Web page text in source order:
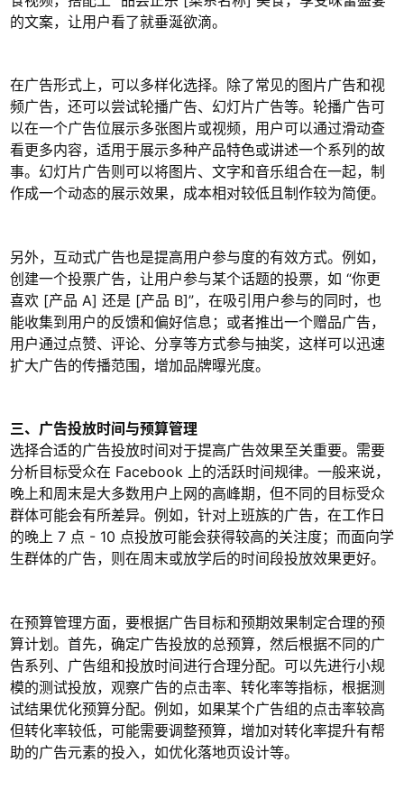
的文案，让用户看了就垂涎欲滴。
在广告形式上，可以多样化选择。除了常见的图片广告和视
频广告，还可以尝试轮播广告、幻灯片广告等。轮播广告可
以在一个广告位展示多张图片或视频，用户可以通过滑动查
看更多内容，适用于展示多种产品特色或讲述一个系列的故
事。幻灯片广告则可以将图片、文字和音乐组合在一起，制
作成一个动态的展示效果，成本相对较低且制作较为简便。
另外，互动式广告也是提高用户参与度的有效方式。例如，
创建一个投票广告，让用户参与某个话题的投票，如 “你更
喜欢 [产品 A] 还是 [产品 B]”，在吸引用户参与的同时，也
能收集到用户的反馈和偏好信息；或者推出一个赠品广告，
用户通过点赞、评论、分享等方式参与抽奖，这样可以迅速
扩大广告的传播范围，增加品牌曝光度。
三、广告投放时间与预算管理
选择合适的广告投放时间对于提高广告效果至关重要。需要
分析目标受众在 Facebook 上的活跃时间规律。一般来说，
晚上和周末是大多数用户上网的高峰期，但不同的目标受众
群体可能会有所差异。例如，针对上班族的广告，在工作日
的晚上 7 点 - 10 点投放可能会获得较高的关注度；而面向学
生群体的广告，则在周末或放学后的时间段投放效果更好。
在预算管理方面，要根据广告目标和预期效果制定合理的预
算计划。首先，确定广告投放的总预算，然后根据不同的广
告系列、广告组和投放时间进行合理分配。可以先进行小规
模的测试投放，观察广告的点击率、转化率等指标，根据测
试结果优化预算分配。例如，如果某个广告组的点击率较高
但转化率较低，可能需要调整预算，增加对转化率提升有帮
助的广告元素的投入，如优化落地页设计等。